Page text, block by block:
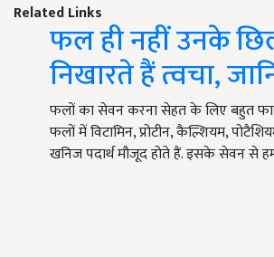
Related Links
फल ही नहीं उनके
निखारते हैं त्वचा,
फलों का सेवन करना सेहत के लिए बहुत
फलों में विटामिन, प्रोटीन, कैल्शियम,
खनिज पदार्थ मौजूद होते हैं. इसके सेवन से